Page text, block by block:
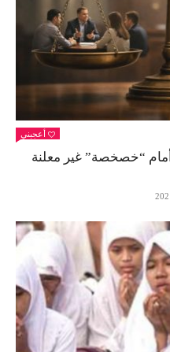
أعجبني
“خصخصة” غير معلنة